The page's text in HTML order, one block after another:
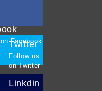
Facebook
Twitter
Follow us
on Twitter
Linkdin